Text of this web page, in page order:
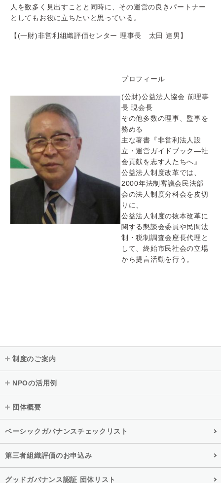
人を数多く見出すことと同時に、その運営の良きパートナー
としてもお役に立ちたいと思っている。
【(一財)非営利組織評価センター 理事長 太田 達男】
プロフィール
(公財)公益法人協会 前理事
長 現会長
その他多数の理事、監事を
務める
主な著書『非営利法人設
立・運営ガイドブック―社
会貢献を志す人たちへ』
公益法人制度改革では、
2000年法制審議会民法部
会の法人制度分科会を皮切
りに、
公益法人制度の抜本改革に
関する懇談会委員や民間法
制・税制調査会座長代理と
して、終始市民社会の立場
から提言活動を行う。
制度のご案内
NPOの活用例
団体概要
ベーシックガバナンスチェックリスト
第三者組織評価のお申込み
グッドガバナンス認証 団体リスト